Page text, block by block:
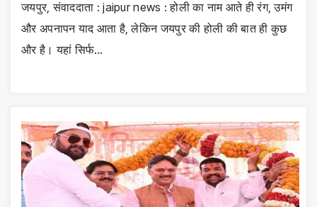
जयपुर, संवाददाता : jaipur news : होली का नाम आते ही रंग, उमंग
और अपनापन याद आता है, लेकिन जयपुर की होली की बात ही कुछ
और है। यहां सिर्फ…